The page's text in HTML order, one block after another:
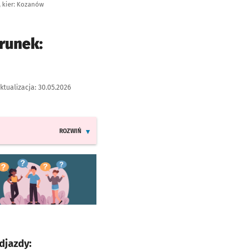
kier: Kozanów
30.05.2026
ROZWIŃ
się w nowej karcie